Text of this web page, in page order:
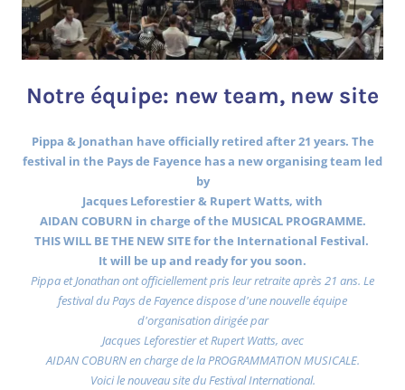
Notre équipe: new team, new site
Pippa & Jonathan have officially retired after 21 years. The
festival in the Pays de Fayence has a new organising team led
by
Jacques Leforestier & Rupert Watts, with
AIDAN COBURN in charge of the MUSICAL PROGRAMME.
THIS WILL BE THE NEW SITE for the International Festival.
It will be up and ready for you soon.
Pippa et Jonathan ont officiellement pris leur retraite après 21 ans. Le
festival du Pays de Fayence dispose d'une nouvelle équipe
d'organisation dirigée par
Jacques Leforestier et Rupert Watts, avec
AIDAN COBURN en charge de la PROGRAMMATION MUSICALE.
Voici le nouveau site du Festival International.